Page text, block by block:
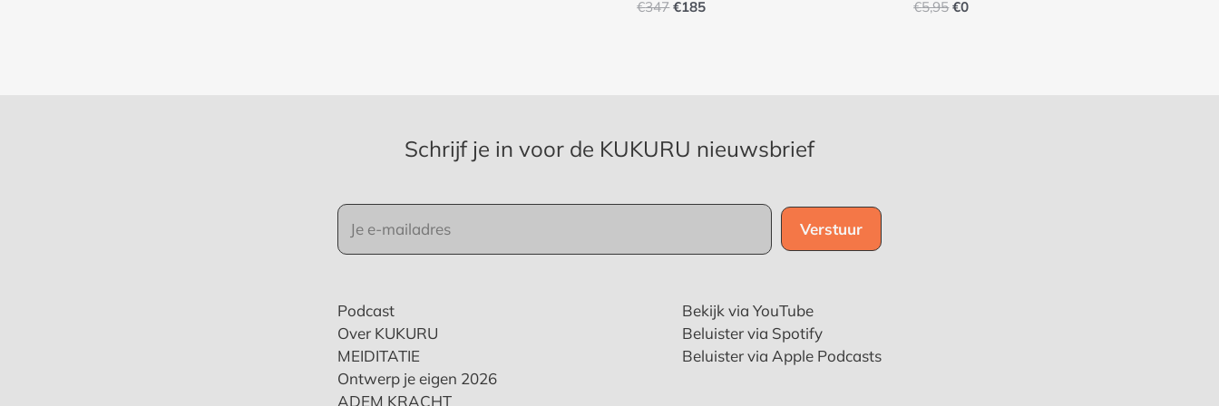
€347 €185 €5,95 €0
Podcast
Over KUKURU
MEIDITATIE
Ontwerp je eigen 2026
ADEM KRACHT
Bekijk via YouTube
Beluister via Spotify
Beluister via Apple Podcasts
Schrijf je in voor de KUKURU nieuwsbrief